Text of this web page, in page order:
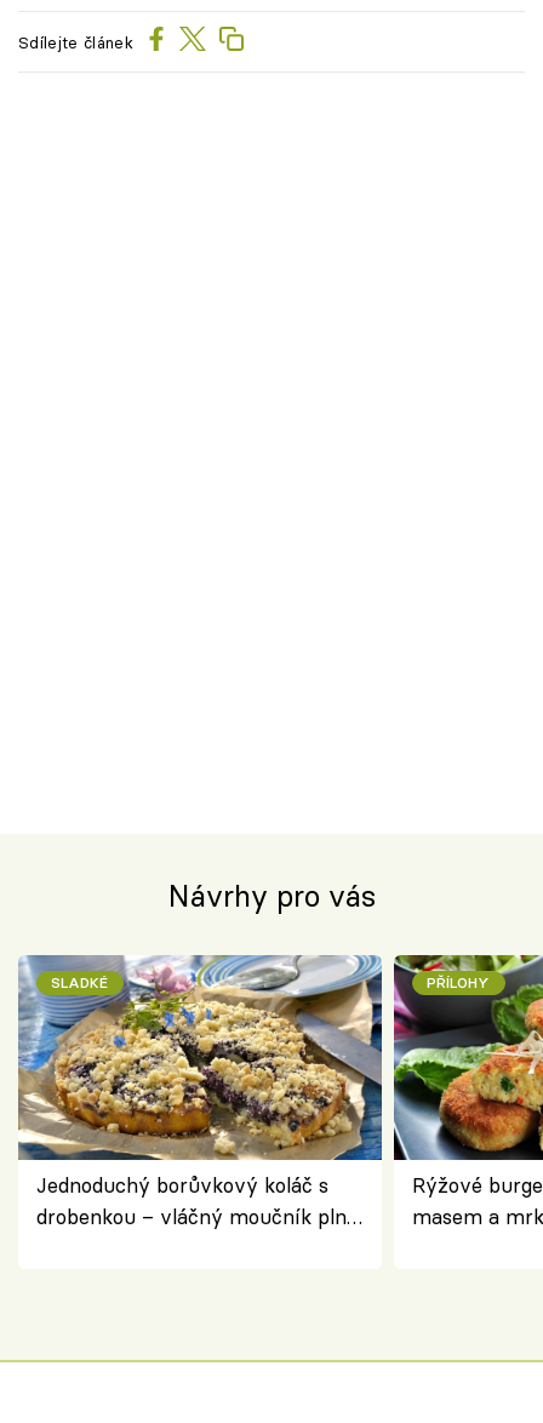
Sdílejte článek
Návrhy pro vás
SLADKÉ
Jednoduchý borůvkový koláč s
drobenkou – vláčný moučník plný
PŘÍLOHY
Rýžové
masem a